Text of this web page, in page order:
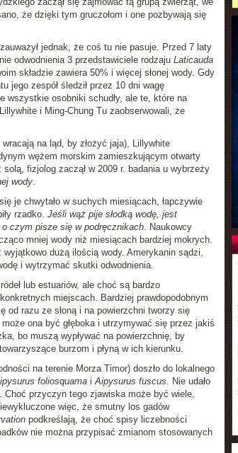
że dzięki tym gruczołom i one pozbywają się
jednak, że coś tu nie pasuje. Przed 7 laty
odwodnienia 3 przedstawiciele rodzaju Laticauda
składzie zawiera 50% i więcej słonej wody. Gdy
jego zespół śledził przez 10 dni wagę
wszystkie osobniki schudły, ale te, które na
i Ming-Chung Tu zaobserwowali, że
na ląd, by złożyć jaja), Lillywhite
wężem morskim zamieszkującym otwarty
fizjolog zaczął w 2009 r. badania u wybrzeży
wody.
je chwytało w suchych miesiącach, łapczywie
rzadko. Jeśli wąż pije słodką wodę, jest
czym pisze się w podręcznikach. Naukowcy
mniej wody niż miesiącach bardziej mokrych.
dużą ilością wody. Amerykanin sądzi,
i wytrzymać skutki odwodnienia.
lub estuariów, ale choć są bardzo
miejscach. Bardziej prawdopodobnym
od razu ze słoną i na powierzchni tworzy się
ona być głęboka i utrzymywać się przez jakiś
bo muszą wypływać na powierzchnię, by
burzom i płyną w ich kierunku.
na terenie Morza Timor) doszło do lokalnego
foliosquamaiAipysurus fuscus. Nie udało
przyczyn tego zjawiska może być wiele,
więc, że smutny los gadów
podkreślają, że choć spisy liczebności
nie można przypisać zmianom stosowanych